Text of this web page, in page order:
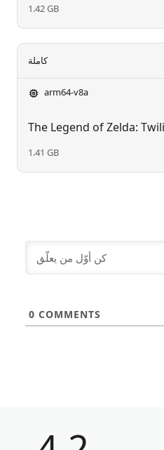
1.42 GB
كاملة
arm64-v8a
1.41 GB
0 COMMENTS